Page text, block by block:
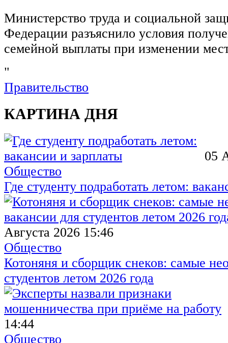
Министерство труда и социальной
Федерации разъяснило условия
семейной выплаты при изменении
"
Правительство
КАРТИНА ДНЯ
05
Общество
Где студенту подработать летом:
Августа 2026 15:46
Общество
Котоняня и сборщик снеков: самые
студентов летом 2026 года
14:44
Общество